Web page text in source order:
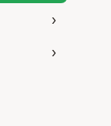
›
›